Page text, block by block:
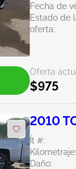
Fecha de
Estado de
oferta:
Oferta
$975
2010
Ít #:
Kilometraje:
Daño: